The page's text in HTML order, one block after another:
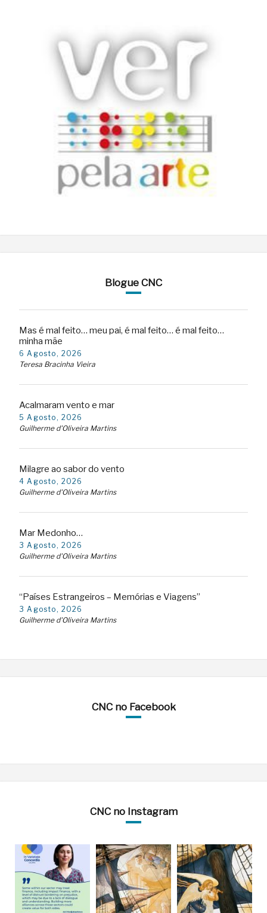
Blogue CNC
Mas é mal feito… meu pai, é mal feito… é mal feito…
minha mãe
6 Agosto, 2026
Teresa Bracinha Vieira
Acalmaram vento e mar
5 Agosto, 2026
Guilherme d'Oliveira Martins
Milagre ao sabor do vento
4 Agosto, 2026
Guilherme d'Oliveira Martins
Mar Medonho…
3 Agosto, 2026
Guilherme d'Oliveira Martins
“Países Estrangeiros – Memórias e Viagens”
3 Agosto, 2026
Guilherme d'Oliveira Martins
CNC no Facebook
CNC no Instagram